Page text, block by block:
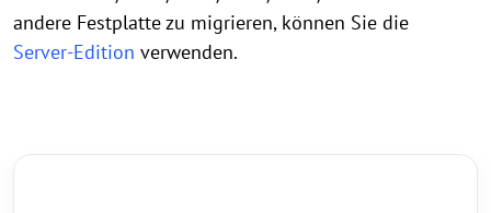
andere Festplatte zu migrieren, können Sie die
Server-Edition verwenden.